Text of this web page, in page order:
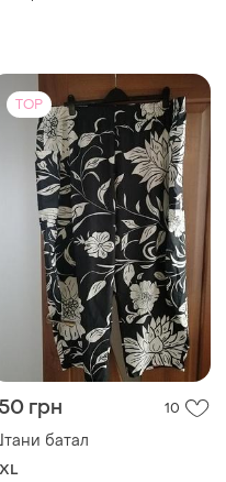
TOP
150 грн